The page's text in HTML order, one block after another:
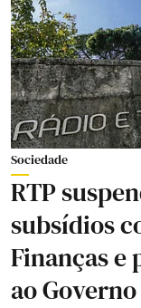
Sociedade
RTP
subsídios
Finanças e
ao Governo